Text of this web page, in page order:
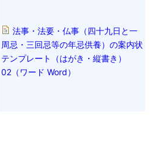
法事・法要・仏事（四十九日と一
周忌・三回忌等の年忌供養）の案内状
テンプレート（はがき・縦書き）
02（ワード Word）